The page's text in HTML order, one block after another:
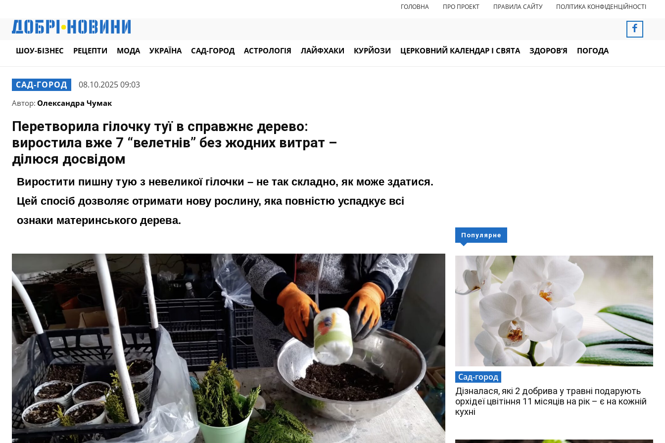
ГОЛОВНА ПРО ПРОЕКТ ПРАВИЛА САЙТУ ПОЛІТИКА КОНФІДЕНЦІЙНОСТІ
ШОУ-БІЗНЕС РЕЦЕПТИ МОДА УКРАЇНА САД-ГОРОД АСТРОЛОГІЯ ЛАЙФХАКИ КУРЙОЗИ ЦЕРКОВНИЙ КАЛЕНДАР І СВЯТА ЗДОРОВ’Я ПОГОДА
САД-ГОРОД 08.10.2025 09:03
Автор: Олександра Чумак
Перетворила гілочку туї в справжнє дерево:
виростила вже 7 “велетнів” без жодних витрат –
ділюся досвідом
Виростити пишну тую з невеликої гілочки – не так складно, як може здатися.
Цей спосіб дозволяє отримати нову рослину, яка повністю успадкує всі
ознаки материнського дерева.
Популярне
Сад-город
Дізналася, які 2 добрива у травні подарують
орхідеї цвітіння 11 місяців на рік – є на кожній
кухні